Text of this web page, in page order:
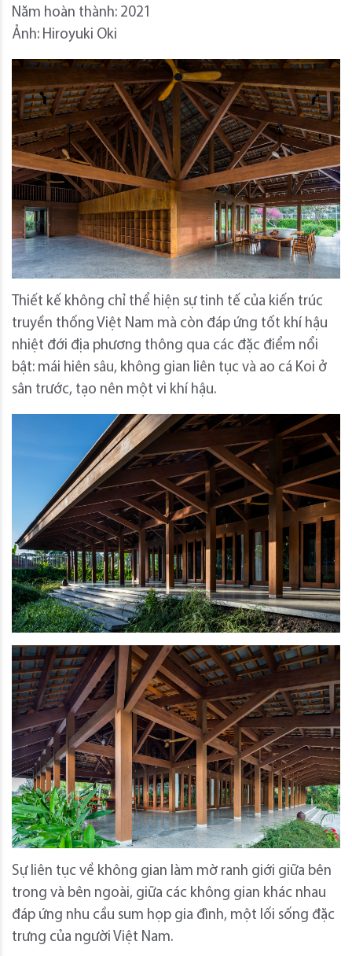
Năm hoàn thành: 2021
Ảnh: Hiroyuki Oki
Thiết kế không chỉ thể hiện sự tinh tế của kiến ​​trúc
truyền thống Việt Nam mà còn đáp ứng tốt khí hậu
nhiệt đới địa phương thông qua các đặc điểm nổi
bật: mái hiên sâu, không gian liên tục và ao cá Koi ở
sân trước, tạo nên một vi khí hậu.
Sự liên tục về không gian làm mờ ranh giới giữa bên
trong và bên ngoài, giữa các không gian khác nhau
đáp ứng nhu cầu sum họp gia đình, một lối sống đặc
trưng của người Việt Nam.